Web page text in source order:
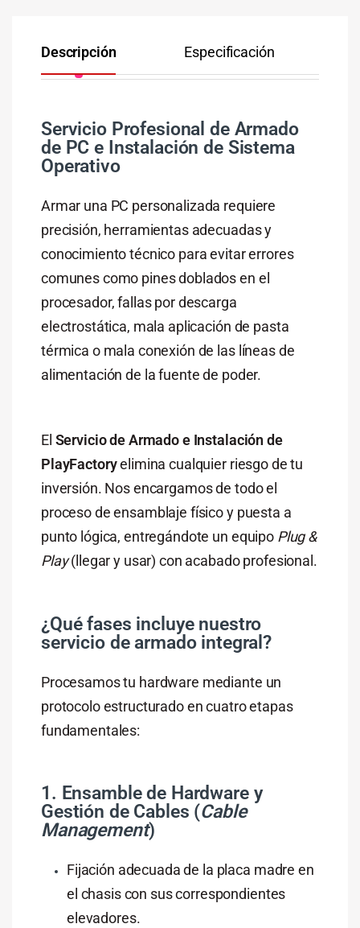
Descripción Especificación
Servicio Profesional de Armado
de PC e Instalación de Sistema
Operativo
Armar una PC personalizada requiere
precisión, herramientas adecuadas y
conocimiento técnico para evitar errores
comunes como pines doblados en el
procesador, fallas por descarga
electrostática, mala aplicación de pasta
térmica o mala conexión de las líneas de
alimentación de la fuente de poder.
El Servicio de Armado e Instalación de
PlayFactoryelimina cualquier riesgo de tu
inversión. Nos encargamos de todo el
proceso de ensamblaje físico y puesta a
punto lógica, entregándote un equipo Plug &
Play(llegar y usar) con acabado profesional.
¿Qué fases incluye nuestro
servicio de armado integral?
Procesamos tu hardware mediante un
protocolo estructurado en cuatro etapas
fundamentales:
1. Ensamble de Hardware y
Gestión de Cables (Cable
Management)
Fijación adecuada de la placa madre en
el chasis con sus correspondientes
elevadores.